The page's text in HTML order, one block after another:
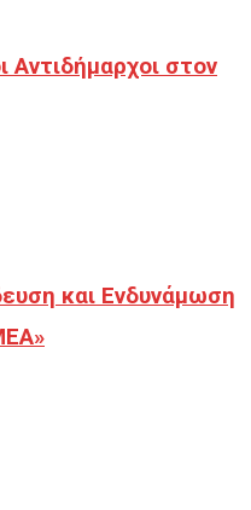
Αντιδήμαρχοι στον
και Ενδυνάμωση